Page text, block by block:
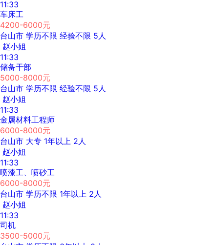
11:33
车床工
4200-6000元
台山市 学历不限 经验不限 5人
赵小姐
11:33
储备干部
5000-8000元
台山市 学历不限 经验不限 5人
赵小姐
11:33
金属材料工程师
6000-8000元
台山市 大专 1年以上 2人
赵小姐
11:33
喷漆工、喷砂工
6000-8000元
台山市 学历不限 1年以上 2人
赵小姐
11:33
司机
3500-5000元